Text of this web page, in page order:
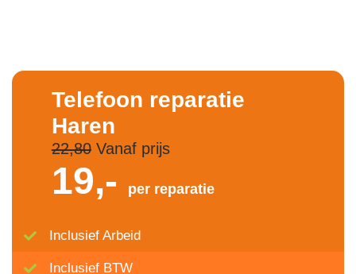
Telefoon reparatie
Haren
22,80Vanaf prijs
19,- per reparatie
Inclusief Arbeid
Inclusief BTW